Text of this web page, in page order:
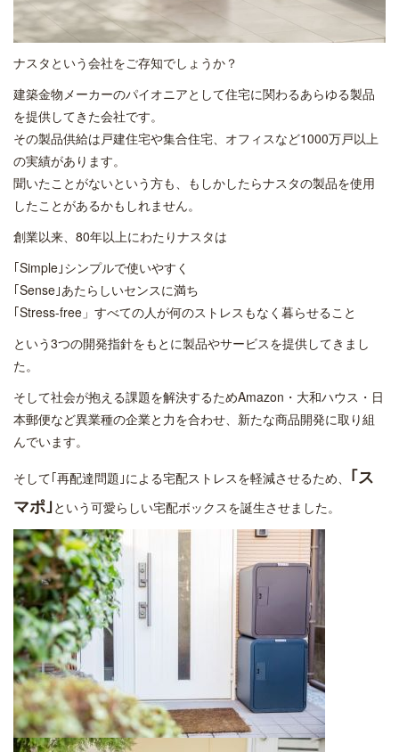
ナスタという会社をご存知でしょうか？
建築金物メーカーのパイオニアとして住宅に関わるあらゆる製品
を提供してきた会社です。
その製品供給は戸建住宅や集合住宅、オフィスなど1000万戸以上
の実績があります。
聞いたことがないという方も、もしかしたらナスタの製品を使用
したことがあるかもしれません。
創業以来、80年以上にわたりナスタは
｢Simple｣シンプルで使いやすく
｢Sense｣あたらしいセンスに満ち
｢Stress-free」すべての人が何のストレスもなく暮らせること
という3つの開発指針をもとに製品やサービスを提供してきまし
た。
そして社会が抱える課題を解決するためAmazon・大和ハウス・日
本郵便など異業種の企業と力を合わせ、新たな商品開発に取り組
んでいます。
そして｢再配達問題｣による宅配ストレスを軽減させるため、 ｢ス
マポ｣という可愛らしい宅配ボックスを誕生させました。